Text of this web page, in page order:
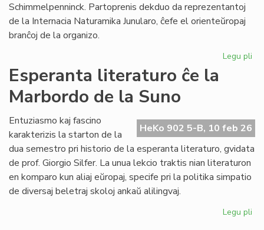
Schimmelpenninck. Partoprenis dekduo da reprezentantoj
de la Internacia Naturamika Junularo, ĉefe el orienteŭropaj
branĉoj de la organizo.
Legu pli
de
Esperanta literaturo ĉe la
Marbordo de la Suno
HeKo 902 5-B, 10 feb 26
Entuziasmo kaj fascino
karakterizis la starton de la
dua semestro pri historio de la esperanta literaturo, gvidata
de prof. Giorgio Silfer. La unua lekcio traktis nian literaturon
en komparo kun aliaj eŭropaj, specife pri la politika simpatio
de diversaj beletraj skoloj ankaŭ alilingvaj.
Legu pli